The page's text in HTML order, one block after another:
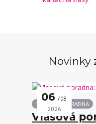
Novinky
06 08
2026
VLASOVÁ PORADNA
Vlasová